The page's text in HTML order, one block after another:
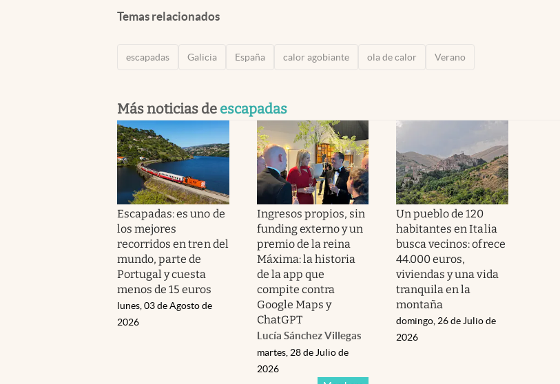
Temas relacionados
escapadas Galicia España calor agobiante ola de calor Verano
Más noticias de escapadas
Escapadas: es uno de
los mejores
recorridos en tren del
mundo, parte de
Portugal y cuesta
menos de 15 euros
lunes, 03 de Agosto de
2026
Ingresos propios, sin
funding externo y un
premio de la reina
Máxima: la historia
de la app que
compite contra
Google Maps y
ChatGPT
Lucía Sánchez Villegas
martes, 28 de Julio de
2026
Un pueblo de 120
habitantes en Italia
busca vecinos: ofrece
44.000 euros,
viviendas y una vida
tranquila en la
montaña
domingo, 26 de Julio de
2026